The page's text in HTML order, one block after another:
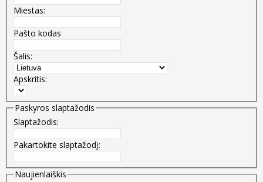
Miestas:
Pašto kodas
Šalis:
Apskritis:
Paskyros slaptažodis
Slaptažodis:
Pakartokite slaptažodį:
Naujienlaiškis